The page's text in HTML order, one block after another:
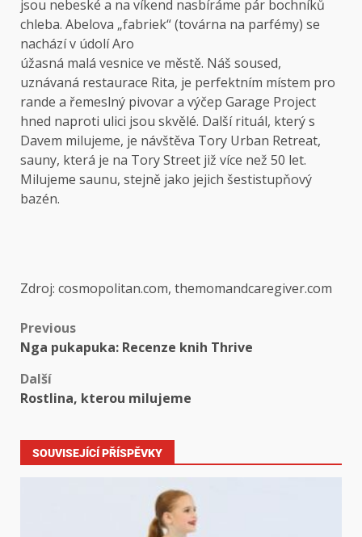
jsou nebeské a na víkend nasbíráme pár bochníků
chleba. Abelova „fabriek“ (továrna na parfémy) se
nachází v údolí Aro
úžasná malá vesnice ve městě. Náš soused,
uznávaná restaurace Rita, je perfektním místem pro
rande a řemeslný pivovar a výčep Garage Project
hned naproti ulici jsou skvělé. Další rituál, který s
Davem milujeme, je návštěva Tory Urban Retreat,
sauny, která je na Tory Street již více než 50 let.
Milujeme saunu, stejně jako jejich šestistupňový
bazén.
Zdroj: cosmopolitan.com, themomandcaregiver.com
Previous
Nga pukapuka: Recenze knih Thrive
Další
Rostlina, kterou milujeme
SOUVISEJÍCÍ PŘÍSPĚVKY